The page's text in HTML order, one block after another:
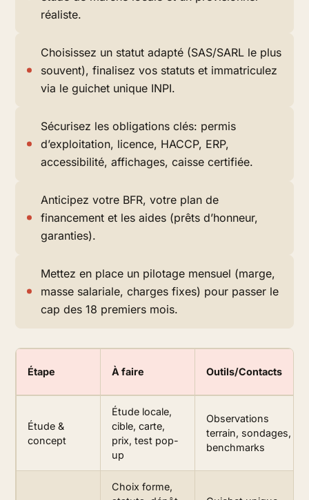
réaliste.
Choisissez un statut adapté (SAS/SARL le plus
souvent), finalisez vos statuts et immatriculez
via le guichet unique INPI.
Sécurisez les obligations clés: permis
d’exploitation, licence, HACCP, ERP,
accessibilité, affichages, caisse certifiée.
Anticipez votre BFR, votre plan de
financement et les aides (prêts d’honneur,
garanties).
Mettez en place un pilotage mensuel (marge,
masse salariale, charges fixes) pour passer le
cap des 18 premiers mois.
Étape À faire Outils/Contacts
Étude &
concept
Étude locale,
cible, carte,
prix, test pop-
up
Observations
terrain, sondages,
benchmarks
Choix forme,